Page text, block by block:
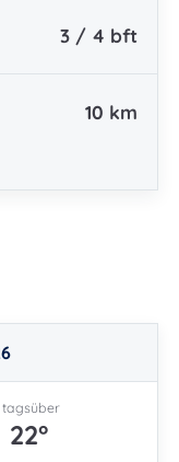
3 / 4 bft
10 km
22°